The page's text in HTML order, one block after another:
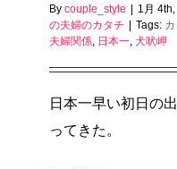
By couple_style 1月
の夫婦のカタチ
Tags:
夫婦関係, 日本一, 犬吠岬
日本一早い初日の
ってきた。